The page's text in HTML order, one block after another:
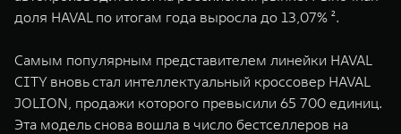
доля HAVAL по итогам года выросла до 13,07% ².
Самым популярным представителем линейки HAVAL
CITY вновь стал интеллектуальный кроссовер HAVAL
JOLION, продажи которого превысили 65 700 единиц.
Эта модель снова вошла в число бестселлеров на